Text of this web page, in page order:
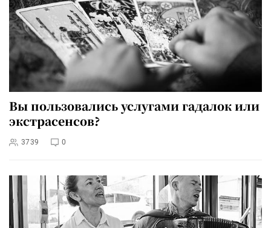
Вы пользовались услугами гадалок или
экстрасенсов?
3739 0